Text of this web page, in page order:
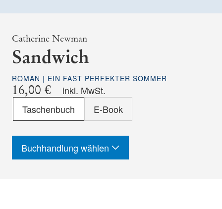
Catherine Newman
Sandwich
ROMAN | EIN FAST PERFEKTER SOMMER
16,00 €
inkl. MwSt.
Taschenbuch E-Book
Buchhandlung wählen